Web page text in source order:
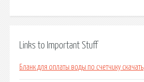
Links to Important Stuff
Бланк для оплаты воды по счетчику скачать